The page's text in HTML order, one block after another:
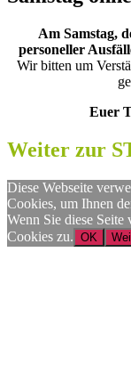
Am Samstag,
personeller
Wir bitten um
Euer
Weiter zur
Diese Webseite
Cookies, um Ihnen
Wenn Sie diese
Cookies zu. OK